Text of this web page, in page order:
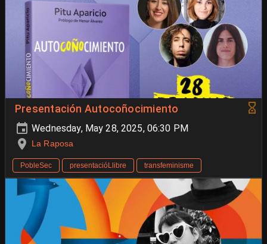
Presentación Autocoñocimiento
Wednesday, May 28, 2025, 06:30 PM
La Raposa
PobleSec presentacióLlibre transfeminisme